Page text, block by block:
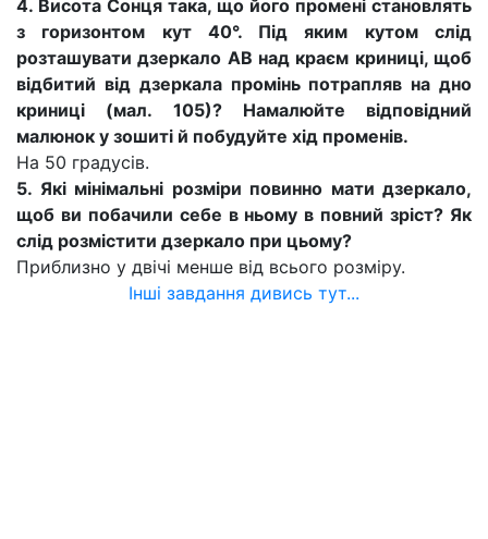
4. Висота Сонця така, що його промені становлять
з горизонтом кут 40°. Під яким кутом слід
розташувати дзеркало АВ над краєм криниці, щоб
відбитий від дзеркала промінь потрапляв на дно
криниці (мал. 105)? Намалюйте відповідний
малюнок у зошиті й побудуйте хід променів.
На 50 градусів.
5. Які мінімальні розміри повинно мати дзеркало,
щоб ви побачили себе в ньому в повний зріст? Як
слід розмістити дзеркало при цьому?
Приблизно у двічі менше від всього розміру.
Інші завдання дивись тут...